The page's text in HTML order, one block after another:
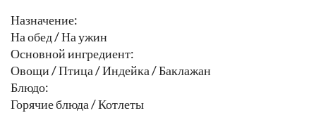
Назначение:
На обед / На ужин
Основной ингредиент:
Овощи / Птица / Индейка / Баклажан
Блюдо:
Горячие блюда / Котлеты